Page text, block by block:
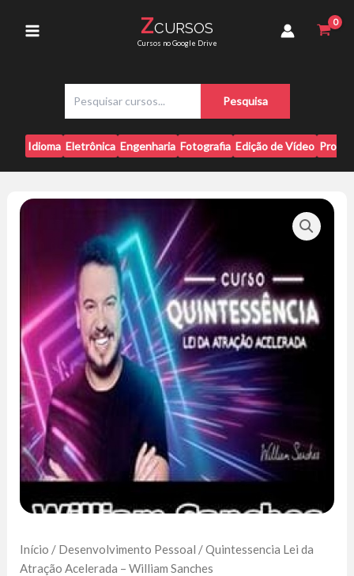
Menu
ZCURSOS
Cursos no Google Drive
s
q
u
i
a
Pesquisa
Idioma Eletrônica Engenharia Fotografia Edição de Vídeo
Início / Desenvolvimento Pessoal / Quintessencia Lei da
Atração Acelerada – William Sanches
Acelerada